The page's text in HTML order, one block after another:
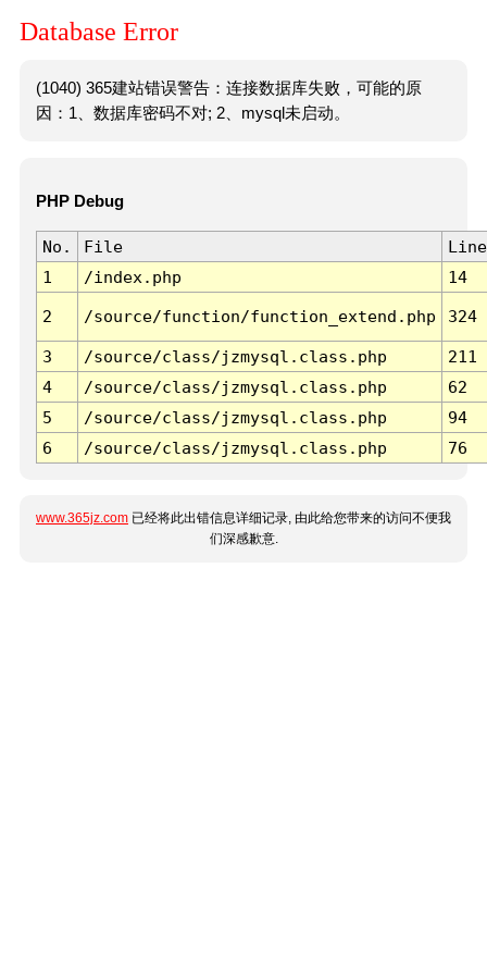
Database Error
(1040) 365建站错误警告：连接数据库失败，可能的原
因：1、数据库密码不对; 2、mysql未启动。
PHP Debug
No. File
Line
1
/index.php 14
2 /source/function/function_extend.php 324
3 /source/class/jzmysql.class.php
211
4
/source/class/jzmysql.class.php
62
5
/source/class/jzmysql.class.php
94
6
/source/class/jzmysql.class.php 76
www.365jz.com 已经将此出错信息详细记录, 由此给您带来的访问不便我
们深感歉意.